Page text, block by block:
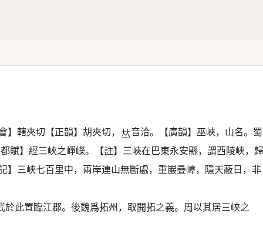
轄夾切【正韻】胡夾切， 𠀤音洽。【廣韻】巫峽，山名。蜀
賦】經三峽之崢嶸。【註】三峽在巴東永安縣，謂西陵峽，歸
】三峽七百里中，兩岸連山無斷處，重巖疊嶂，隱天蔽日，非
此置臨江郡。後魏爲拓州，取開拓之義。周以其居三峽之